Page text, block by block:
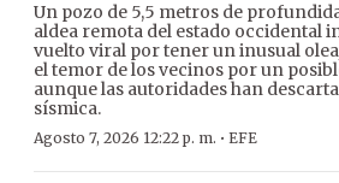
Un pozo de 5,5 metros de
aldea remota del estado occidental
vuelto viral por tener un inusual
el temor de los vecinos por un
aunque las autoridades han
sísmica.
Agosto 7, 2026 12:22 p. m. · EFE